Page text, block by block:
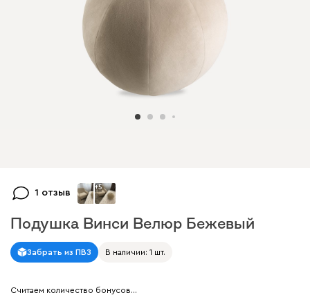
1 отзыв
+5
Подушка Винси Велюр Бежевый
Арт. 153336
Забрать из ПВЗ В наличии: 1 шт.
Считаем количество бонусов…